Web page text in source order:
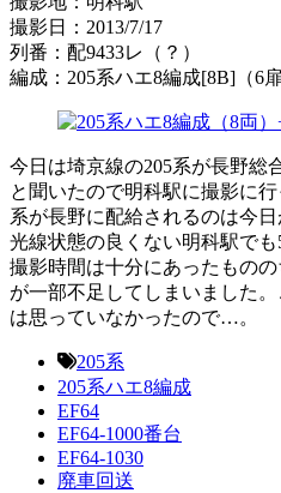
撮影日：2013/7/17
列番：配9433レ（？）
編成：205系ハエ8編成[8B]（6
今日は埼京線の205系が長野総
と聞いたので明科駅に撮影に
系が長野に配給されるのは今
光線状態の良くない明科駅でも
撮影時間は十分にあったもの
が一部不足してしまいました
は思っていなかったので…。
205系
205系ハエ8編成
EF64
EF64-1000番台
EF64-1030
廃車回送